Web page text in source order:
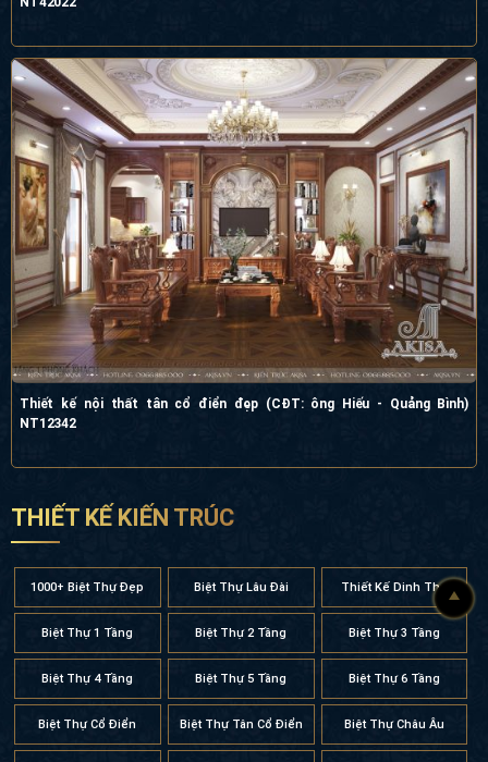
Thiết kế nội thất tân cổ điển đẹp (CĐT: ông Hiếu - Quảng Bình)
NT12342
THIẾT KẾ KIẾN TRÚC
1000+ Biệt Thự Đẹp Biệt Thự Lâu Đài Thiết Kế Dinh Thự
Biệt Thự 1 Tầng Biệt Thự 2 Tầng Biệt Thự 3 Tầng
Biệt Thự 4 Tầng Biệt Thự 5 Tầng Biệt Thự 6 Tầng
Biệt Thự Cổ Điển Biệt Thự Tân Cổ Điển Biệt Thự Châu Âu